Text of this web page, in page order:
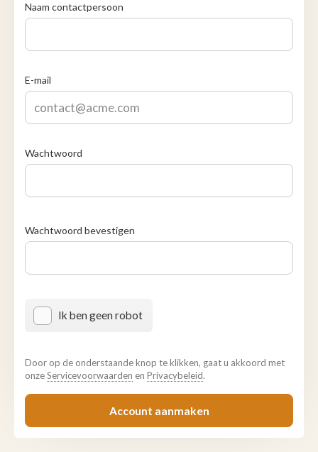
Naam contactpersoon
E-mail
Wachtwoord
Wachtwoord bevestigen
Ik ben geen robot
Door op de onderstaande knop te klikken, gaat u akkoord met
onzeServicevoorwaarden en Privacybeleid.
Account aanmaken